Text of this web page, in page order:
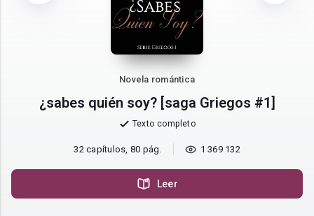
Novela romántica
¿sabes quién soy? [saga Griegos #1]
Texto completo
32 capítulos, 80 pág. 1 369 132
Leer